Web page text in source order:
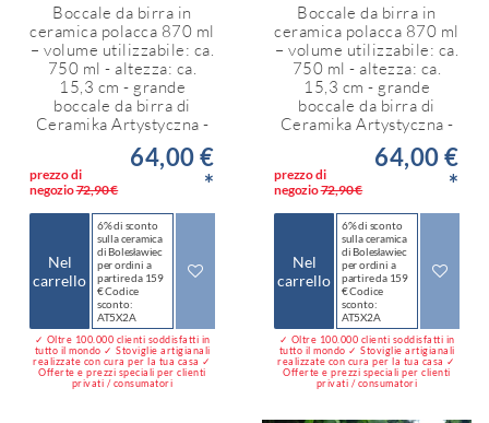
Boccale da birra in
ceramica polacca 870 ml
– volume utilizzabile: ca.
750 ml - altezza: ca.
15,3 cm - grande
boccale da birra di
Ceramika Artystyczna -
prezzo di
negozio72,90 €
64,00 €
*
Nel
carrello
6% di sconto
sulla ceramica
di Bolesławiec
per ordini a
partire da 159
€ Codice
sconto:
AT5X2A
✓ Oltre 100.000 clienti soddisfatti in
tutto il mondo ✓ Stoviglie artigianali
realizzate con cura per la tua casa ✓
Offerte e prezzi speciali per clienti
privati / consumatori
Boccale da birra in
ceramica polacca 870 ml
– volume utilizzabile: ca.
750 ml - altezza: ca.
15,3 cm - grande
boccale da birra di
Ceramika Artystyczna -
prezzo di
negozio72,90 €
64,00 €
*
Nel
carrello
6% di sconto
sulla ceramica
di Bolesławiec
per ordini a
partire da 159
€ Codice
sconto:
AT5X2A
✓ Oltre 100.000 clienti soddisfatti in
tutto il mondo ✓ Stoviglie artigianali
realizzate con cura per la tua casa ✓
Offerte e prezzi speciali per clienti
privati / consumatori